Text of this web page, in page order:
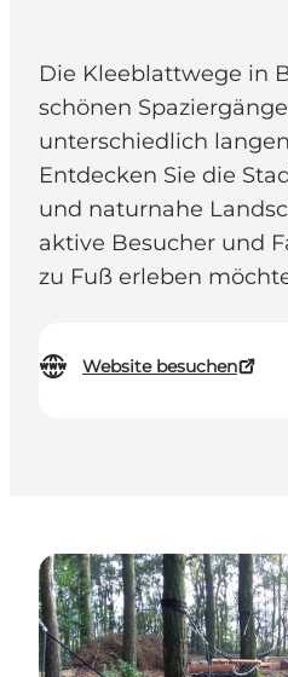
Die Kleeblattwege in
schönen
unterschiedlich
Entdecken Sie die
und naturnahe
aktive Besucher und
zu Fuß erleben
Website besuchen